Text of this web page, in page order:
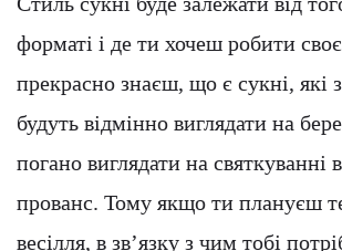
форматі і де ти хочеш робити
прекрасно знаєш, що є сукні, які
будуть відмінно виглядати на
погано виглядати на святкуванні
прованс. Тому якщо ти плануєш
весілля, в зв’язку з чим тобі